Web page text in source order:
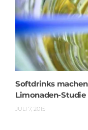
Softdrinks
Limonaden-Studie
JULI 7, 2015